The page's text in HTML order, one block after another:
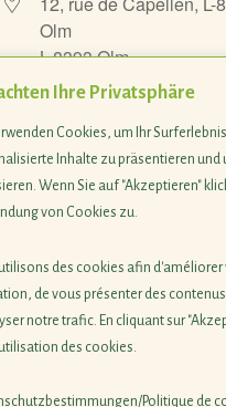
Ihre Privatsphäre
Cookies, um Ihr
Inhalte zu präsentieren und
Wenn Sie auf "Akzeptieren"
von Cookies zu.
des cookies afin d'améliorer
de vous présenter des
notre trafic. En cliquant sur
des cookies.
Politique de
Olm
L-8393 Olm
Kommende